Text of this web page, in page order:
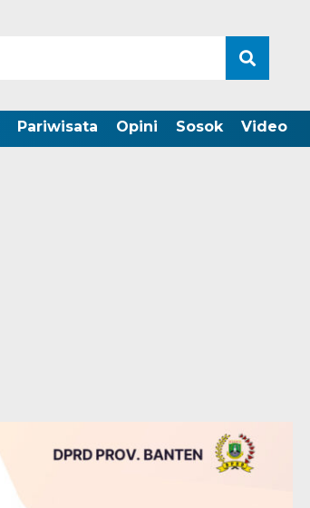
Pariwisata Opini Sosok Video